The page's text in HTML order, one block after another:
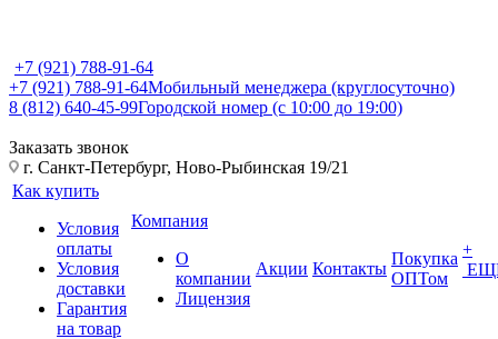
+7 (921) 788-91-64
+7 (921) 788-91-64Мобильный менеджера (круглосуточно)
8 (812) 640-45-99Городской номер (с 10:00 до 19:00)
Заказать звонок
г. Санкт-Петербург, Ново-Рыбинская 19/21
Как купить
Условия
оплаты
Условия
доставки
Гарантия
на товар
Компания
О
компании
Лицензия
Акции Контакты
Покупка
ОПТом
+